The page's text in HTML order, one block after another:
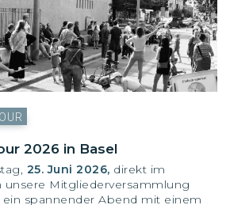
2026 in Basel
25. Juni 2026, direkt im
unsere Mitgliederversammlung
spannender Abend mit einem